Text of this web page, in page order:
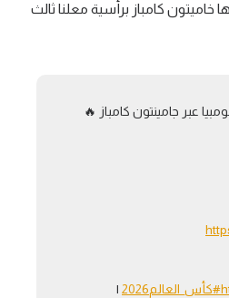
خاميتون كامباز برأسية معلنا ثالث
عبر جامينتون كامباز 🔥
#كأس_العالم2026
|